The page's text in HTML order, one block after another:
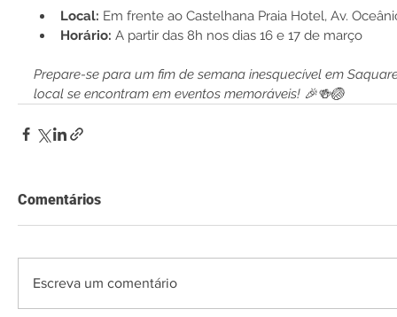
Local: Em frente ao Castelhana Praia Hotel, Av.
Horário: A partir das 8h nos dias 16 e 17 de março
Prepare-se para um fim de semana inesquecível em
local se encontram em eventos memoráveis! 🎉🍻🏐
Comentários
Escreva um comentário